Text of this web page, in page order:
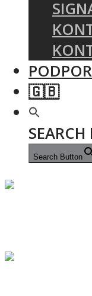
🇬🇧
SEARCH
Search Button